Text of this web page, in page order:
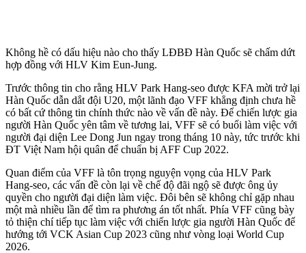
Không hề có dấu hiệu nào cho thấy LĐBĐ Hàn Quốc sẽ chấm dứt
hợp đồng với HLV Kim Eun-Jung.
Trước thông tin cho rằng HLV Park Hang-seo được KFA mời trở lại
Hàn Quốc dẫn dắt đội U20, một lãnh đạo VFF khẳng định chưa hề
có bất cứ thông tin chính thức nào về vấn đề này. Để chiến lược gia
người Hàn Quốc yên tâm về tương lai, VFF sẽ có buổi làm việc với
người đại diện Lee Dong Jun ngay trong tháng 10 này, tức trước khi
ĐT Việt Nam hội quân để chuẩn bị AFF Cup 2022.
Quan điểm của VFF là tôn trọng nguyện vọng của HLV Park
Hang-seo, các vấn đề còn lại về chế độ đãi ngộ sẽ được ông ủy
quyền cho người đại diện làm việc. Đôi bên sẽ không chỉ gặp nhau
một mà nhiều lần để tìm ra phương án tốt nhất. Phía VFF cũng bày
tỏ thiện chí tiếp tục làm việc với chiến lược gia người Hàn Quốc để
hướng tới VCK Asian Cup 2023 cũng như vòng loại World Cup
2026.